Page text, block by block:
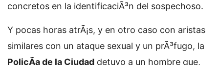
concretos en la identificaciÃ³n del sospechoso.
Y pocas horas atrÃ¡s, y en otro caso con aristas
similares con un ataque sexual y un prÃ³fugo, la
PolicÃ­a de la Ciudad detuvo a un hombre que,